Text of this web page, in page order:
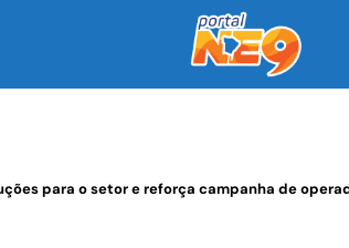
para o setor e reforça campanha de